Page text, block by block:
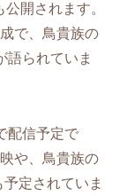
開されます。​
で、鳥貴族の
語られていま
配信予定で
や、鳥貴族の
定されていま